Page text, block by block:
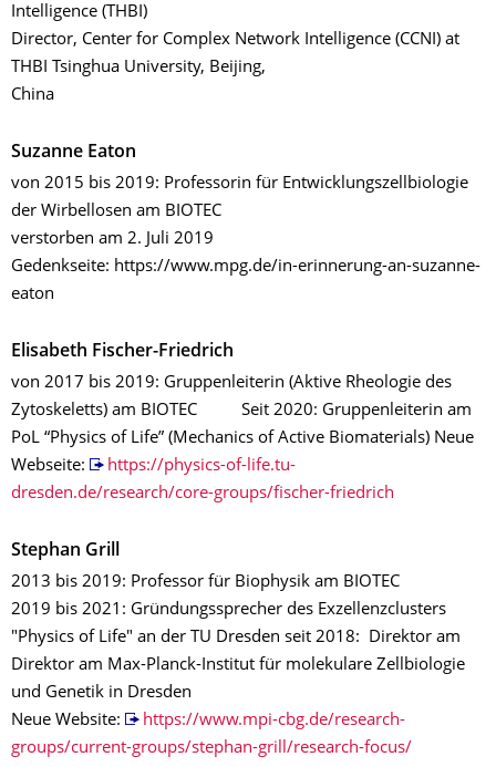
Intelligence (THBI)
Director, Center for Complex Network Intelligence (CCNI) at
THBI Tsinghua University, Beijing,
China
Suzanne Eaton
von 2015 bis 2019: Professorin für Entwicklungszellbiologie
der Wirbellosen am BIOTEC
verstorben am 2. Juli 2019
Gedenkseite: https://www.mpg.de/in-erinnerung-an-suzanne-
eaton
Elisabeth Fischer-Friedrich
von 2017 bis 2019: Gruppenleiterin (Aktive Rheologie des
Zytoskeletts) am BIOTEC Seit 2020: Gruppenleiterin am
PoL “Physics of Life” (Mechanics of Active Biomaterials) Neue
Webseite:
https://physics-of-life.tu-
dresden.de/research/core-groups/fischer-friedrich
Stephan Grill
2013 bis 2019: Professor für Biophysik am BIOTEC
2019 bis 2021: Gründungssprecher des Exzellenzclusters
"Physics of Life" an der TU Dresden seit 2018: Direktor am
Direktor am Max-Planck-Institut für molekulare Zellbiologie
und Genetik in Dresden
Neue Website:
https://www.mpi-cbg.de/research-
groups/current-groups/stephan-grill/research-focus/